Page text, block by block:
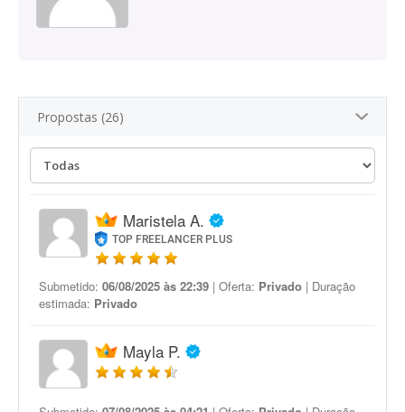
Propostas (26)
Maristela A.
TOP FREELANCER PLUS
Submetido: 06/08/2025 às 22:39 | Oferta: Privado | Duração
estimada: Privado
Mayla P.